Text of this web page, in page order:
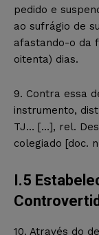
pedido e
ao sufrágio de
afastando-o da
oitenta) dias.
9. Contra essa
instrumento,
TJ… […], rel.
colegiado [doc.
I.5
10. Através do